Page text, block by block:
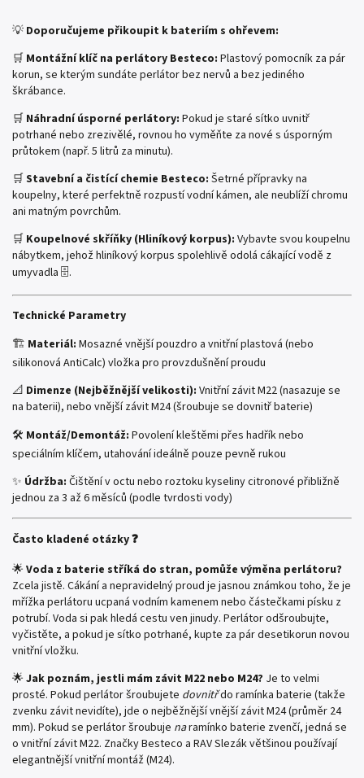
💡 Doporučujeme přikoupit k bateriím s ohřevem:
🛒 Montážní klíč na perlátory Besteco: Plastový pomocník za pár
korun, se kterým sundáte perlátor bez nervů a bez jediného
škrábance.
🛒 Náhradní úsporné perlátory: Pokud je staré sítko uvnitř
potrhané nebo zrezivělé, rovnou ho vyměňte za nové s úsporným
průtokem (např. 5 litrů za minutu).
🛒 Stavební a čistící chemie Besteco: Šetrné přípravky na
koupelny, které perfektně rozpustí vodní kámen, ale neublíží chromu
ani matným povrchům.
🛒 Koupelnové skříňky (Hliníkový korpus): Vybavte svou koupelnu
nábytkem, jehož hliníkový korpus spolehlivě odolá cákající vodě z
umyvadla 🗄️.
Technické Parametry
🏗️ Materiál: Mosazné vnější pouzdro a vnitřní plastová (nebo
silikonová AntiCalc) vložka pro provzdušnění proudu
📐 Dimenze (Nejběžnější velikosti): Vnitřní závit M22 (nasazuje se
na baterii), nebo vnější závit M24 (šroubuje se dovnitř baterie)
🛠️ Montáž/Demontáž: Povolení kleštěmi přes hadřík nebo
speciálním klíčem, utahování ideálně pouze pevně rukou
✨ Údržba: Čištění v octu nebo roztoku kyseliny citronové přibližně
jednou za 3 až 6 měsíců (podle tvrdosti vody)
Často kladené otázky ❓
🌟 Voda z baterie stříká do stran, pomůže výměna perlátoru?
Zcela jistě. Cákání a nepravidelný proud je jasnou známkou toho, že je
mřížka perlátoru ucpaná vodním kamenem nebo částečkami písku z
potrubí. Voda si pak hledá cestu ven jinudy. Perlátor odšroubujte,
vyčistěte, a pokud je sítko potrhané, kupte za pár desetikorun novou
vnitřní vložku.
🌟 Jak poznám, jestli mám závit M22 nebo M24? Je to velmi
prosté. Pokud perlátor šroubujete dovnitřdo ramínka baterie (takže
zvenku závit nevidíte), jde o nejběžnější vnější závit M24 (průměr 24
mm). Pokud se perlátor šroubuje naramínko baterie zvenčí, jedná se
o vnitřní závit M22. Značky Besteco a RAV Slezák většinou používají
elegantnější vnitřní montáž (M24).